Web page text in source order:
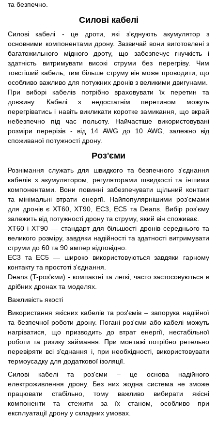
та безпечно.
Силові кабелі
Силові кабелі - це дроти, які з'єднують акумулятор з
основними компонентами дрону. Зазвичай вони виготовлені з
багатожильного мідного дроту, що забезпечує гнучкість і
здатність витримувати високі струми без перегріву. Чим
товстіший кабель, тим більше струму він може проводити, що
особливо важливо для потужних дронів з великими двигунами.
При виборі кабелів потрібно враховувати їх перетин та
довжину. Кабелі з недостатнім перетином можуть
перегріватись і навіть викликати коротке замикання, що вкрай
небезпечно під час польоту. Найчастіше використовувані
розміри перерізів - від 14 AWG до 10 AWG, залежно від
споживаної потужності дрону.
Роз'єми
Рознімання служать для швидкого та безпечного з'єднання
кабелів з акумулятором, регуляторами швидкості та іншими
компонентами. Вони повинні забезпечувати щільний контакт
та мінімальні втрати енергії. Найпопулярнішими роз'ємами
для дронів є XT60, XT90, EC3, EC5 та Deans. Вибір роз'єму
залежить від потужності дрону та струму, який він споживає.
XT60 і XT90 — стандарт для більшості дронів середнього та
великого розміру, завдяки надійності та здатності витримувати
струми до 60 та 90 ампер відповідно.
EC3 та EC5 — широко використовуються завдяки гарному
контакту та простоті з'єднання.
Deans (T-роз'єми) - компактні та легкі, часто застосовуються в
дрібних дронах та моделях.
Важливість якості
Використання якісних кабелів та роз'ємів – запорука надійної
та безпечної роботи дрону. Погані роз'єми або кабелі можуть
нагріватися, що призводить до втрат енергії, нестабільної
роботи та ризику займання. При монтажі потрібно ретельно
перевіряти всі з'єднання і, при необхідності, використовувати
термоусадку для додаткової ізоляції.
Силові кабелі та роз'єми – це основа надійного
електроживлення дрону. Без них жодна система не зможе
працювати стабільно, тому важливо вибирати якісні
компоненти та стежити за їх станом, особливо при
експлуатації дрону у складних умовах.